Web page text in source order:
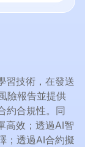
習技術，在發送
險報告並提供
約合規性。同
高效；透過AI智
；透過AI合約擬